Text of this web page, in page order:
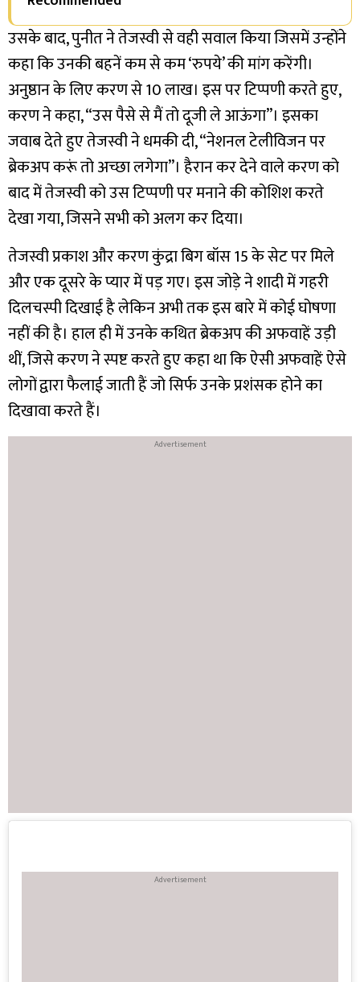
उसके बाद, पुनीत ने तेजस्वी से वही सवाल किया जिसमें उन्होंने
कहा कि उनकी बहनें कम से कम ‘रुपये’ की मांग करेंगी।
अनुष्ठान के लिए करण से 10 लाख। इस पर टिप्पणी करते हुए,
करण ने कहा, “उस पैसे से मैं तो दूजी ले आऊंगा”। इसका
जवाब देते हुए तेजस्वी ने धमकी दी, “नेशनल टेलीविजन पर
ब्रेकअप करूं तो अच्छा लगेगा”। हैरान कर देने वाले करण को
बाद में तेजस्वी को उस टिप्पणी पर मनाने की कोशिश करते
देखा गया, जिसने सभी को अलग कर दिया।
तेजस्वी प्रकाश और करण कुंद्रा बिग बॉस 15 के सेट पर मिले
और एक दूसरे के प्यार में पड़ गए। इस जोड़े ने शादी में गहरी
दिलचस्पी दिखाई है लेकिन अभी तक इस बारे में कोई घोषणा
नहीं की है। हाल ही में उनके कथित ब्रेकअप की अफवाहें उड़ी
थीं, जिसे करण ने स्पष्ट करते हुए कहा था कि ऐसी अफवाहें ऐसे
लोगों द्वारा फैलाई जाती हैं जो सिर्फ उनके प्रशंसक होने का
दिखावा करते हैं।